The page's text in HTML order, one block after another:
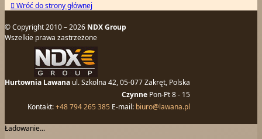
 Wróć do strony głównej
Hurtownia Lawana ul. Szkolna 42, 05-077 Zakręt, Polska
Czynne Pon-Pt 8 - 15
Kontakt:+48 794 265 385 E-mail: biuro@lawana.pl
© Copyright 2010 – 2026 NDX Group
Wszelkie prawa zastrzeżone
Ładowanie...